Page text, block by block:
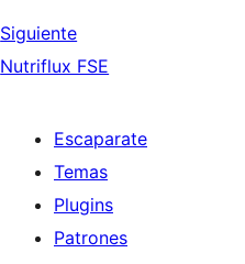
Siguiente
Nutriflux FSE
Escaparate
Temas
Plugins
Patrones